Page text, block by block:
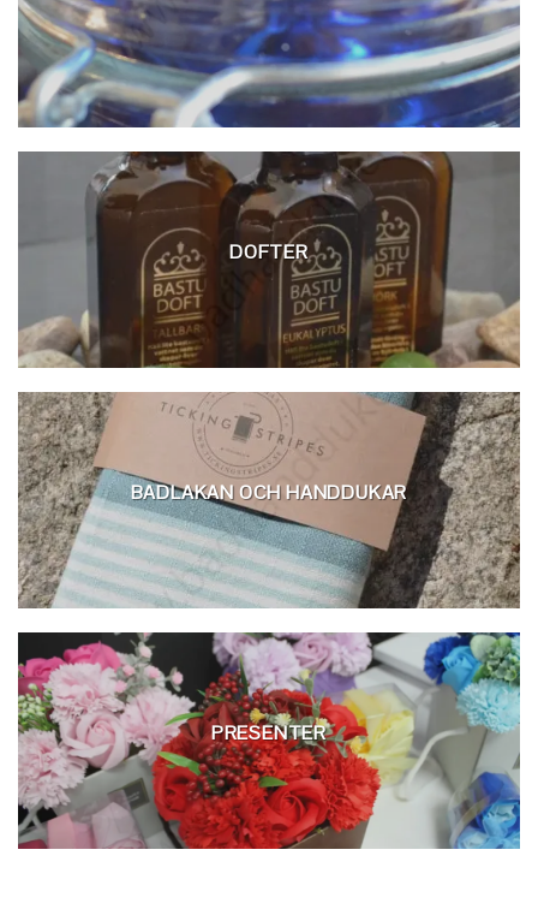
DOFTER
BADLAKAN OCH HANDDUKAR
PRESENTER